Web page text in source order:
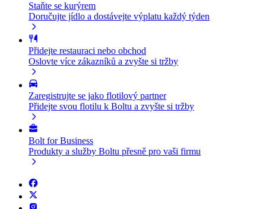
Staňte se kurýrem
Doručujte jídlo a dostávejte výplatu každý týden
Přidejte restauraci nebo obchod
Oslovte více zákazníků a zvyšte si tržby
Zaregistrujte se jako flotilový partner
Přidejte svou flotilu k Boltu a zvyšte si tržby
Bolt for Business
Produkty a služby Boltu přesně pro vaši firmu